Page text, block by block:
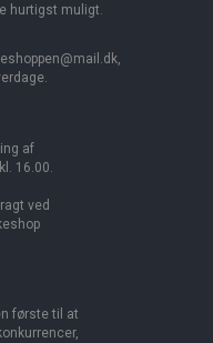
hurtigst muligt.
af
16.00.
ved
første til at